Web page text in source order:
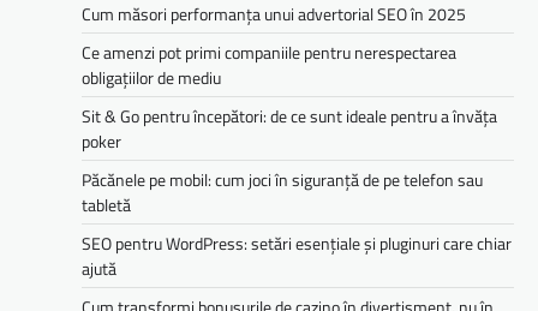
Cum măsori performanța unui advertorial SEO în 2025
Ce amenzi pot primi companiile pentru nerespectarea
obligațiilor de mediu­­
Sit & Go pentru începători: de ce sunt ideale pentru a învăța
poker
Păcănele pe mobil: cum joci în siguranță de pe telefon sau
tabletă
SEO pentru WordPress: setări esențiale și pluginuri care chiar
ajută